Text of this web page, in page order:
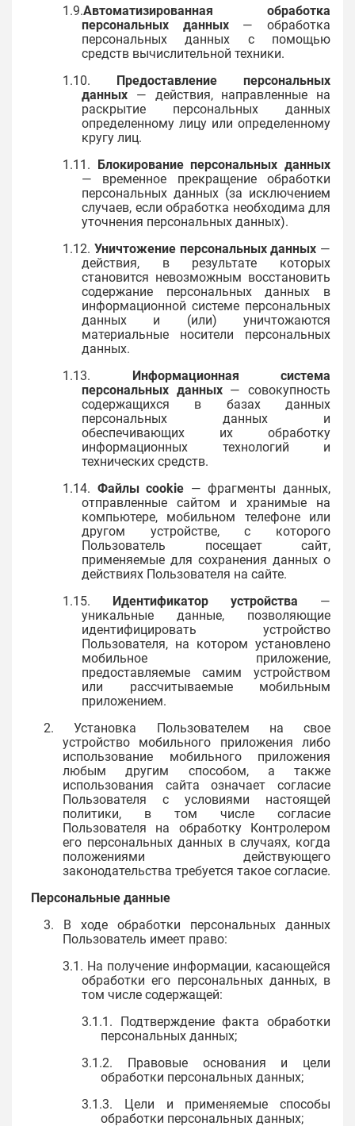
1.9.Автоматизированная обработка
персональных данных— обработка
персональных данных с помощью
средств вычислительной техники.
1.10. Предоставление персональных
данных — действия, направленные на
раскрытие персональных данных
определенному лицу или определенному
кругу лиц.
1.11. Блокирование персональных данных
— временное прекращение обработки
персональных данных (за исключением
случаев, если обработка необходима для
уточнения персональных данных).
1.12. Уничтожение персональных данных —
действия, в результате которых
становится невозможным восстановить
содержание персональных данных в
информационной системе персональных
данных и (или) уничтожаются
материальные носители персональных
данных.
1.13. Информационная система
персональных данных— совокупность
содержащихся в базах данных
персональных данных и
обеспечивающих их обработку
информационных технологий и
технических средств.
1.14. Файлы cookie — фрагменты данных,
отправленные сайтом и хранимые на
компьютере, мобильном телефоне или
другом устройстве, с которого
Пользователь посещает сайт,
применяемые для сохранения данных о
действиях Пользователя на сайте.
1.15. Идентификатор устройства —
уникальные данные, позволяющие
идентифицировать устройство
Пользователя, на котором установлено
мобильное приложение,
предоставляемые самим устройством
или рассчитываемые мобильным
приложением.
2. Установка Пользователем на свое
устройство мобильного приложения либо
использование мобильного приложения
любым другим способом, а также
использования сайта означает согласие
Пользователя с условиями настоящей
политики, в том числе согласие
Пользователя на обработку Контролером
его персональных данных в случаях, когда
положениями действующего
законодательства требуется такое согласие.
Персональные данные
3. В ходе обработки персональных данных
Пользователь имеет право:
3.1. На получение информации, касающейся
обработки его персональных данных, в
том числе содержащей:
3.1.1. Подтверждение факта обработки
персональных данных;
3.1.2. Правовые основания и цели
обработки персональных данных;
3.1.3. Цели и применяемые способы
обработки персональных данных;